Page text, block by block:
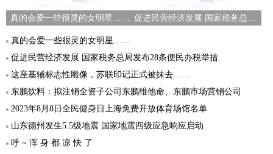
真的会爱一些很灵的女明星…… 促进民营经济发展 国家税务总局发布28条便民办税举措
真的会爱一些很灵的女明星……
促进民营经济发展 国家税务总局发布28条便民办税举措
这座基辅标志性雕像，苏联印记正式被抹去……
东鹏饮料：拟注销全资子公司东鹏维他命、东鹏市场营销公司
2023年8月8日全民健身日上海免费开放体育场馆名单
山东德州发生5.5级地震 国家地震四级应急响应启动
呼 ~ 浑 身 都 凉 快 了